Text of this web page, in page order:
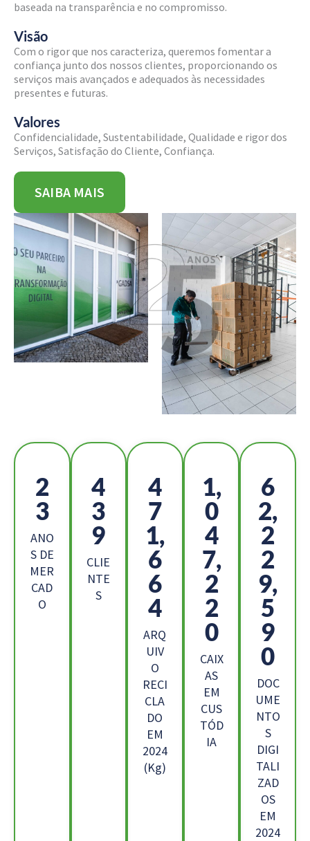
baseada na transparência e no compromisso.
Visão
Com o rigor que nos caracteriza, queremos fomentar a
confiança junto dos nossos clientes, proporcionando os
serviços mais avançados e adequados às necessidades
presentes e futuras.
Valores
Confidencialidade, Sustentabilidade, Qualidade e rigor dos
Serviços, Satisfação do Cliente, Confiança.
SAIBA MAIS
2
5
ANO
S DE
MER
CAD
O
4
8
1
CLIE
NTE
S
5
1
7,
2
5
6
ARQ
UIV
O
RECI
CLA
DO
EM
2024
(Kg)
1,
1
4
8,
4
4
7
CAIX
AS
EM
CUS
TÓD
IA
6
8,
2
4
4,
8
5
1
DOC
UME
NTO
S
DIGI
TALI
ZAD
OS
EM
2024